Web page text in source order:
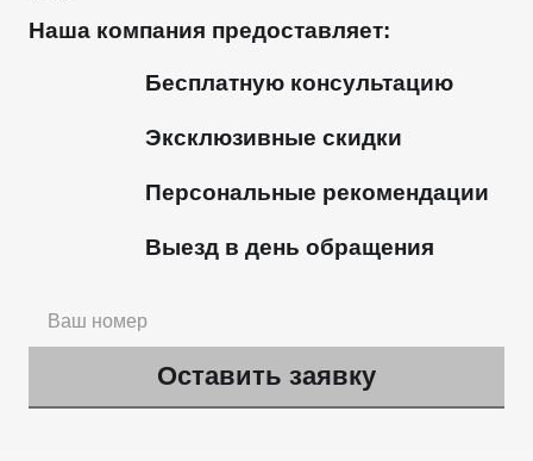
Наша компания предоставляет:
Бесплатную консультацию
Эксклюзивные скидки
Персональные рекомендации
Выезд в день обращения